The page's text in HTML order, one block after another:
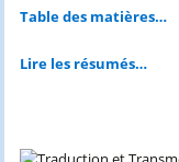
Table des matières…
Lire les résumés…